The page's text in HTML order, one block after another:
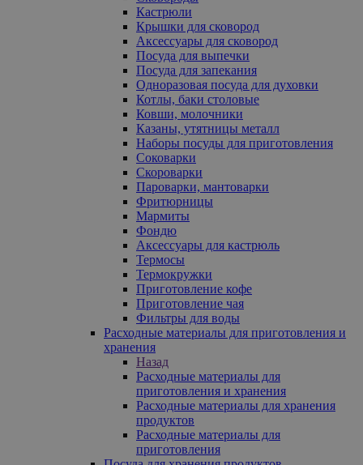
Кастрюли
Крышки для сковород
Аксессуары для сковород
Посуда для выпечки
Посуда для запекания
Одноразовая посуда для духовки
Котлы, баки столовые
Ковши, молочники
Казаны, утятницы металл
Наборы посуды для приготовления
Соковарки
Скороварки
Пароварки, мантоварки
Фритюрницы
Мармиты
Фондю
Аксессуары для кастрюль
Термосы
Термокружки
Приготовление кофе
Приготовление чая
Фильтры для воды
Расходные материалы для приготовления и
хранения
Назад
Расходные материалы для
приготовления и хранения
Расходные материалы для хранения
продуктов
Расходные материалы для
приготовления